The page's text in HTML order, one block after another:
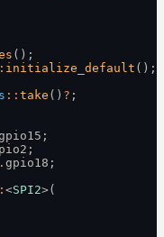
();
initialize_default ();
:: take () ? ;
. gpio18;
<SPI2>(